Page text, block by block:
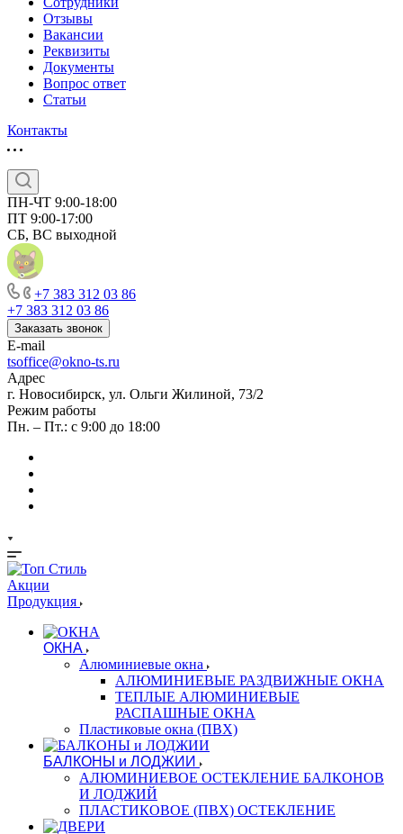
Отзывы
Вакансии
Реквизиты
Документы
Вопрос ответ
Статьи
Контакты
ПН-ЧТ 9:00-18:00
ПТ 9:00-17:00
СБ, ВС выходной
+7 383 312 03 86
+7 383 312 03 86
Заказать звонок
E-mail
tsoffice@okno-ts.ru
Адрес
г. Новосибирск, ул. Ольги Жилиной, 73/2
Режим работы
Пн. – Пт.: с 9:00 до 18:00
Акции
Продукция
ОКНА
Алюминиевые окна
АЛЮМИНИЕВЫЕ РАЗДВИЖНЫЕ ОКНА
ТЕПЛЫЕ АЛЮМИНИЕВЫЕ
РАСПАШНЫЕ ОКНА
Пластиковые окна (ПВХ)
БАЛКОНЫ и ЛОДЖИИ
АЛЮМИНИЕВОЕ ОСТЕКЛЕНИЕ БАЛКОНОВ
И ЛОДЖИЙ
ПЛАСТИКОВОЕ (ПВХ) ОСТЕКЛЕНИЕ